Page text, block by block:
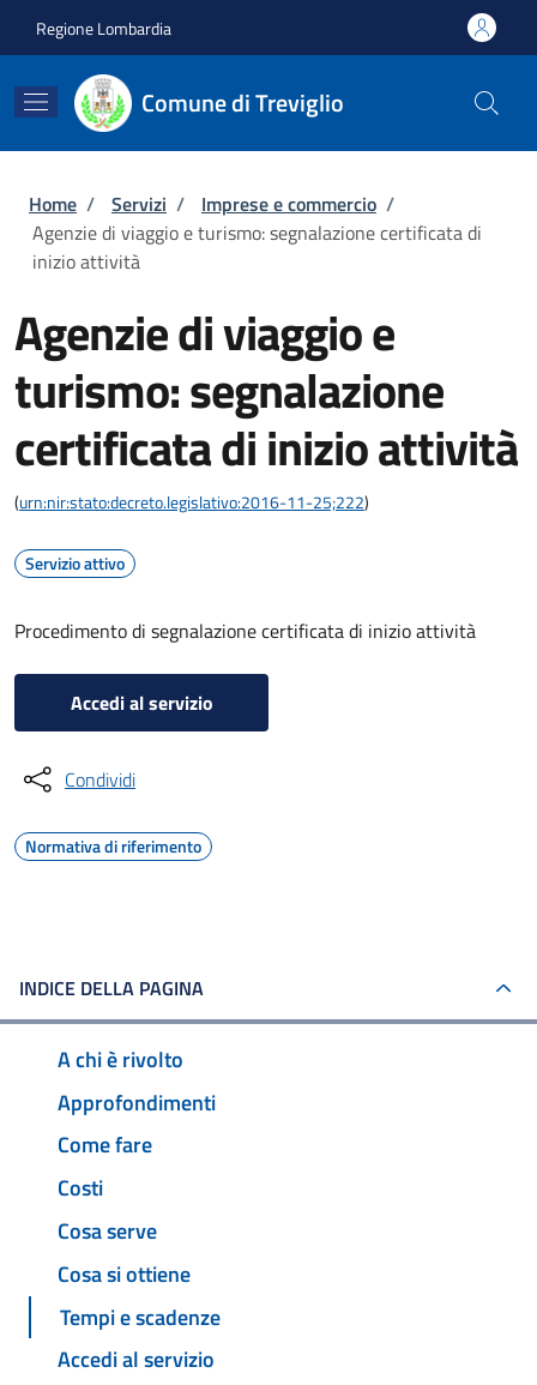
Regione Lombardia
Comune di Treviglio
Briciole di pane
Home / Servizi / Imprese e commercio /
Agenzie di viaggio e turismo: segnalazione certificata di
inizio attività
Agenzie di viaggio e
turismo: segnalazione
certificata di inizio attività
(urn:nir:stato:decreto.legislativo:2016-11-25;222)
Servizio attivo
Procedimento di segnalazione certificata di inizio attività
Accedi al servizio
Condividi
Normativa di riferimento
INDICE DELLA PAGINA
A chi è rivolto
Approfondimenti
Come fare
Costi
Cosa serve
Cosa si ottiene
Tempi e scadenze
Accedi al servizio